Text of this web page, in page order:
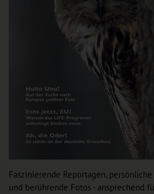
Faszinierende Reportagen,
und berührende Fotos - ansprechend